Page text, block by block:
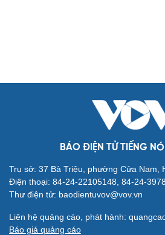
BÁO ĐIỆN TỬ TIẾNG
Trụ sở: 37 Bà Triệu, phường Cửa Nam,
Điện thoại: 84-24-22105148, 84-24-
Thư điện tử: baodientuvov@vov.vn
Liên hệ quảng cáo, phát hành:
Báo giá quảng cáo